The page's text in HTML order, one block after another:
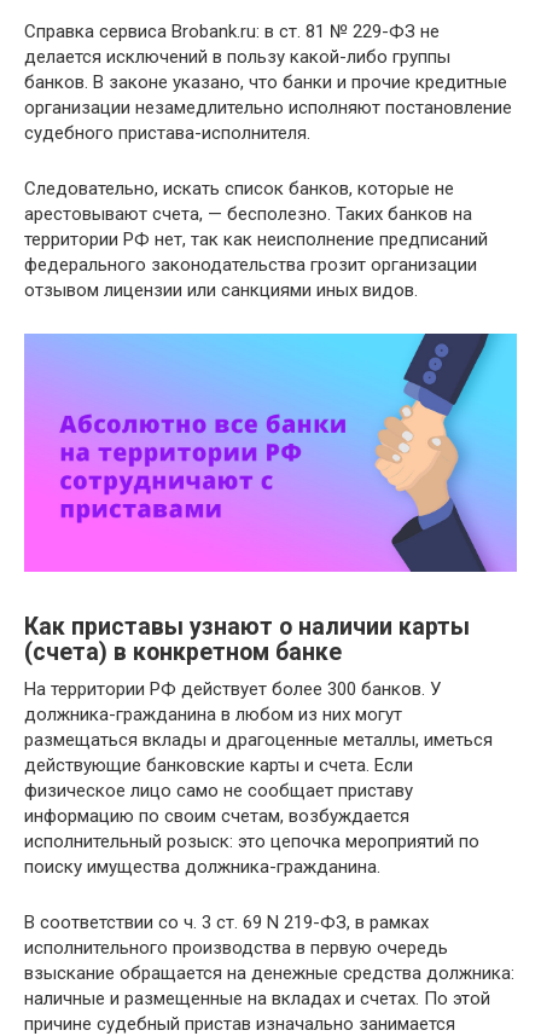
Справка сервиса Brobank.ru: в ст. 81 № 229-ФЗ не
делается исключений в пользу какой-либо группы
банков. В законе указано, что банки и прочие кредитные
организации незамедлительно исполняют постановление
судебного пристава-исполнителя.
Следовательно, искать список банков, которые не
арестовывают счета, — бесполезно. Таких банков на
территории РФ нет, так как неисполнение предписаний
федерального законодательства грозит организации
отзывом лицензии или санкциями иных видов.
Как приставы узнают о наличии карты
(счета) в конкретном банке
На территории РФ действует более 300 банков. У
должника-гражданина в любом из них могут
размещаться вклады и драгоценные металлы, иметься
действующие банковские карты и счета. Если
физическое лицо само не сообщает приставу
информацию по своим счетам, возбуждается
исполнительный розыск: это цепочка мероприятий по
поиску имущества должника-гражданина.
В соответствии со ч. 3 ст. 69 N 219-ФЗ, в рамках
исполнительного производства в первую очередь
взыскание обращается на денежные средства должника:
наличные и размещенные на вкладах и счетах. По этой
причине судебный пристав изначально занимается